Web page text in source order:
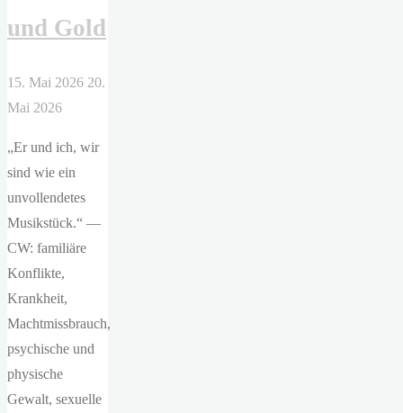
und Gold
15. Mai 2026 20.
Mai 2026
„Er und ich, wir
sind wie ein
unvollendetes
Musikstück.“ —
CW: familiäre
Konflikte,
Krankheit,
Machtmissbrauch,
psychische und
physische
Gewalt, sexuelle